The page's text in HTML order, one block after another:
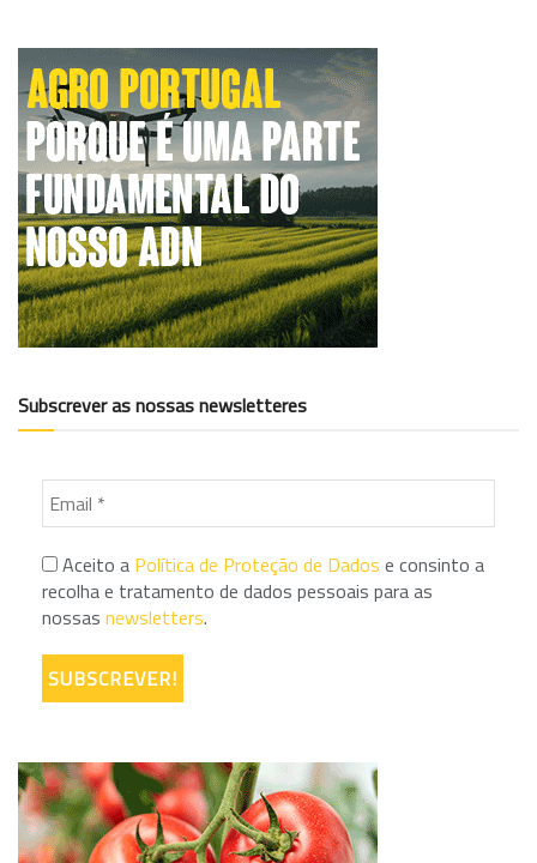
Subscrever as nossas newsletteres
Aceito a Política de Proteção de Dados e consinto a
recolha e tratamento de dados pessoais para as
nossas newsletters.